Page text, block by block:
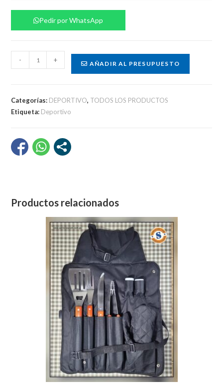
Pedir por WhatsApp
cantidad
- + AÑADIR AL PRESUPUESTO
Categorías: DEPORTIVO, TODOS LOS PRODUCTOS
Etiqueta: Deportivo
Productos relacionados